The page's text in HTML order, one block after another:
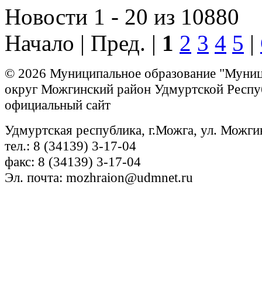
Новости 1 - 20 из 10880
Начало | Пред. | 1 2 3 4 5 |
© 2026 Муниципальное образование
округ Можгинский район Удмуртской
официальный сайт
Удмуртская республика, г.Можга, ул.
тел.: 8 (34139) 3-17-04
факс: 8 (34139) 3-17-04
Эл. почта: mozhraion@udmnet.ru